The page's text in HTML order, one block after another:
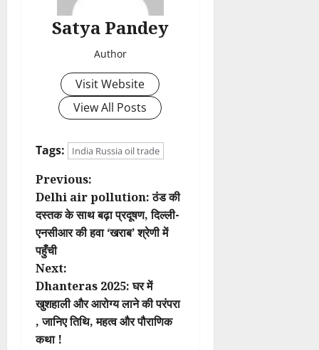
Satya Pandey
Author
Visit Website
View All Posts
Tags: India Russia oil trade
P
o
s
t
n
a
Previous:
Delhi air pollution: ठंड की
दस्तक के साथ बढ़ा प्रदूषण, दिल्ली-
एनसीआर की हवा ‘खराब’ श्रेणी में
पहुँची
Next:
Dhanteras 2025: घर में
खुशहाली और आरोग्य लाने की परंपरा
, जानिए तिथि, महत्व और पौराणिक
कथा !